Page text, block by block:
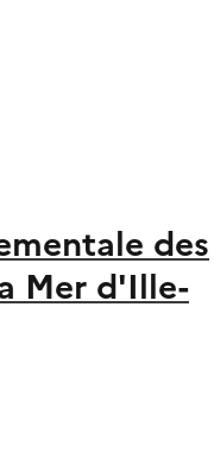
des
Mer d'Ille-